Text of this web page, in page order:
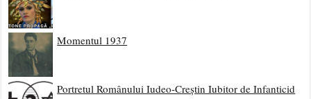
Momentul 1937
Portretul Românului Iudeo-Creștin Iubitor de Infanticid